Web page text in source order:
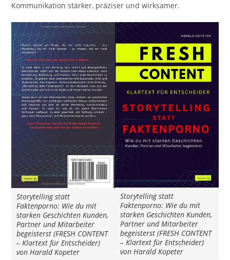
Kommunikation stärker, präziser und wirksamer.
Storytelling statt
Faktenporno: Wie du mit
starken Geschichten Kunden,
Partner und Mitarbeiter
begeisterst (FRESH CONTENT
– Klartext für Entscheider)
von Harald Kopeter
Storytelling statt
Faktenporno: Wie du mit
starken Geschichten Kunden,
Partner und Mitarbeiter
begeisterst (FRESH CONTENT
– Klartext für Entscheider)
von Harald Kopeter